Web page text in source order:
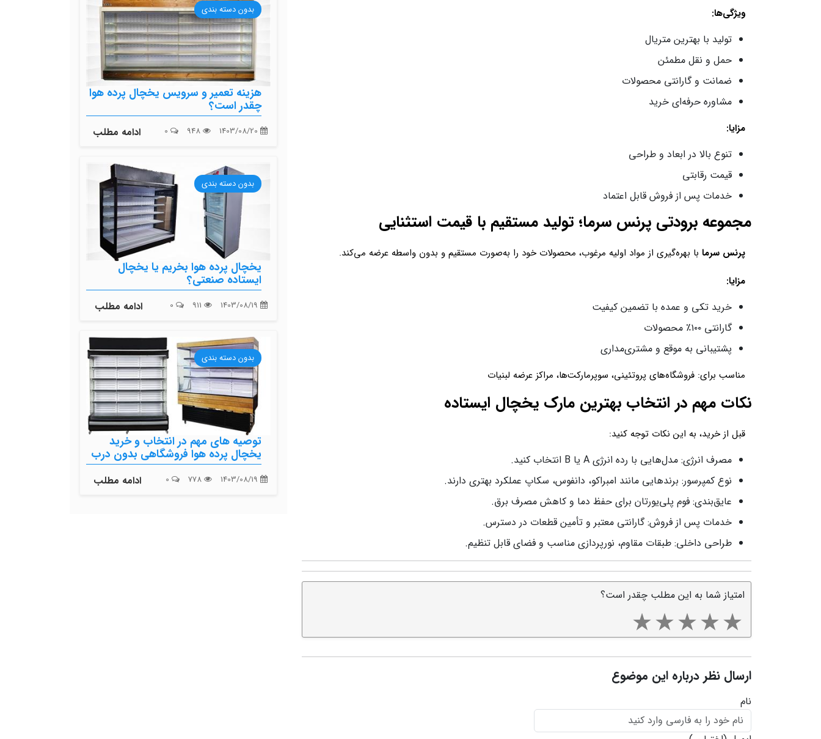
ویژگی‌ها:
تولید با بهترین متریال
حمل و نقل مطمئن
ضمانت و گارانتی محصولات
مشاوره حرفه‌ای خرید
مزایا:
تنوع بالا در ابعاد و طراحی
قیمت رقابتی
خدمات پس از فروش قابل اعتماد
مجموعه برودتی پرنس سرما؛ تولید مستقیم با قیمت استثنایی
پرنس سرما با بهره‌گیری از مواد اولیه مرغوب، محصولات خود را به‌صورت مستقیم و بدون واسطه عرضه می‌کند.
مزایا:
خرید تکی و عمده با تضمین کیفیت
گارانتی ۱۰۰٪ محصولات
پشتیبانی به موقع و مشتری‌مداری
مناسب برای: فروشگاه‌های پروتئینی، سوپرمارکت‌ها، مراکز عرضه لبنیات
نکات مهم در انتخاب بهترین مارک یخچال ایستاده
قبل از خرید، به این نکات توجه کنید:
مصرف انرژی: مدل‌هایی با رده انرژی A یا B انتخاب کنید.
نوع کمپرسور: برندهایی مانند امبراکو، دانفوس، سکاپ عملکرد بهتری دارند.
عایق‌بندی: فوم پلی‌یورتان برای حفظ دما و کاهش مصرف برق.
خدمات پس از فروش: گارانتی معتبر و تأمین قطعات در دسترس.
طراحی داخلی: طبقات مقاوم، نورپردازی مناسب و فضای قابل تنظیم.
امتیاز شما به این مطلب چقدر است؟
ارسال نظر درباره این موضوع
نام
بدون دسته بندی
هزینه تعمیر و سرویس یخچال پرده هوا
چقدر است؟
ادامه مطلب
بدون دسته بندی
یخچال پرده هوا بخریم یا یخچال
ایستاده صنعتی؟
ادامه مطلب
بدون دسته بندی
توصیه های مهم در انتخاب و خرید
یخچال پرده هوا فروشگاهی بدون درب
ادامه مطلب